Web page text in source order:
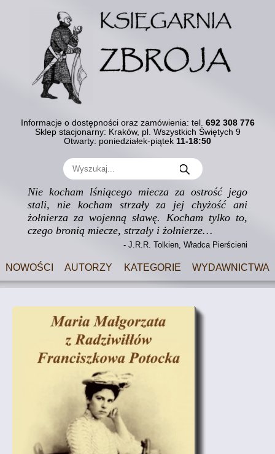
Informacje o dostępności oraz zamówienia: tel. 692 308 776
Sklep stacjonarny: Kraków, pl. Wszystkich Świętych 9
Otwarty: poniedziałek-piątek 11-18:50
Nie kocham lśniącego miecza za ostrość jego
stali, nie kocham strzały za jej chyżość ani
żołnierza za wojenną sławę. Kocham tylko to,
czego bronią miecze, strzały i żołnierze…
- J.R.R. Tolkien, Władca Pierścieni
Nowości Autorzy Kategorie Wydawnictwa